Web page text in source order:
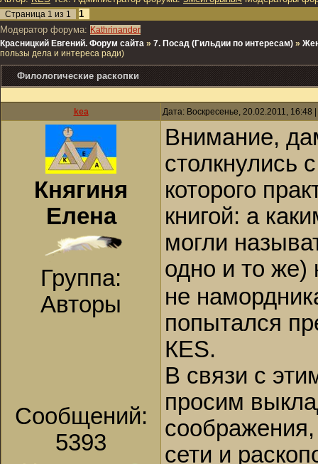
Страница 1 из 1
1
Модератор форума: Kathrinander
Красницкий Евгений. Форум сайта » 7. Посад (Гильдии по интересам) »
пользы дела и интереса ради)
Филологические раскопки
kea Дата: Воскресенье, 20.02.2011,
Княгиня
Елена
Группа:
Авторы
Сообщений:
5393
Внимание,
столкнулись
которого
книгой: а
могли
одно и то же)
не
попытался
КES.
В связи с
просим
соображения,
сети и